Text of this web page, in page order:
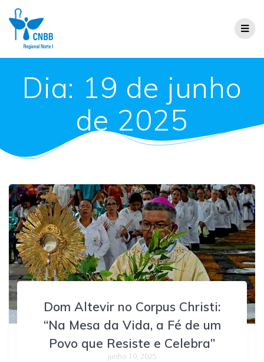
Dia: 19 de junho
de 2025
Dom Altevir no Corpus Christi:
“Na Mesa da Vida, a Fé de um
Povo que Resiste e Celebra”
junho 19, 2025